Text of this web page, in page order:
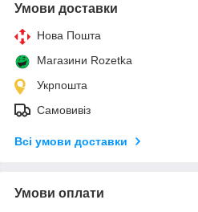
Умови доставки
Нова Пошта
Магазини Rozetka
Укрпошта
Самовивіз
Всі умови доставки
Умови оплати